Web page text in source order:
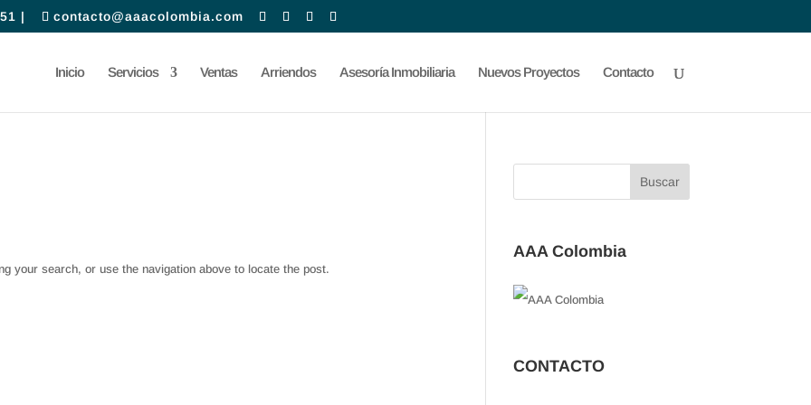
| contacto@aaacolombia.com
Inicio Servicios Ventas Arriendos Asesoría Inmobiliaria Nuevos Proyectos Contacto
your search, or use the navigation above to locate the post.
AAA Colombia
CONTACTO